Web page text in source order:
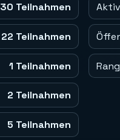
30 Teilnahmen
22 Teilnahmen
1 Teilnahmen
2 Teilnahmen
5 Teilnahmen